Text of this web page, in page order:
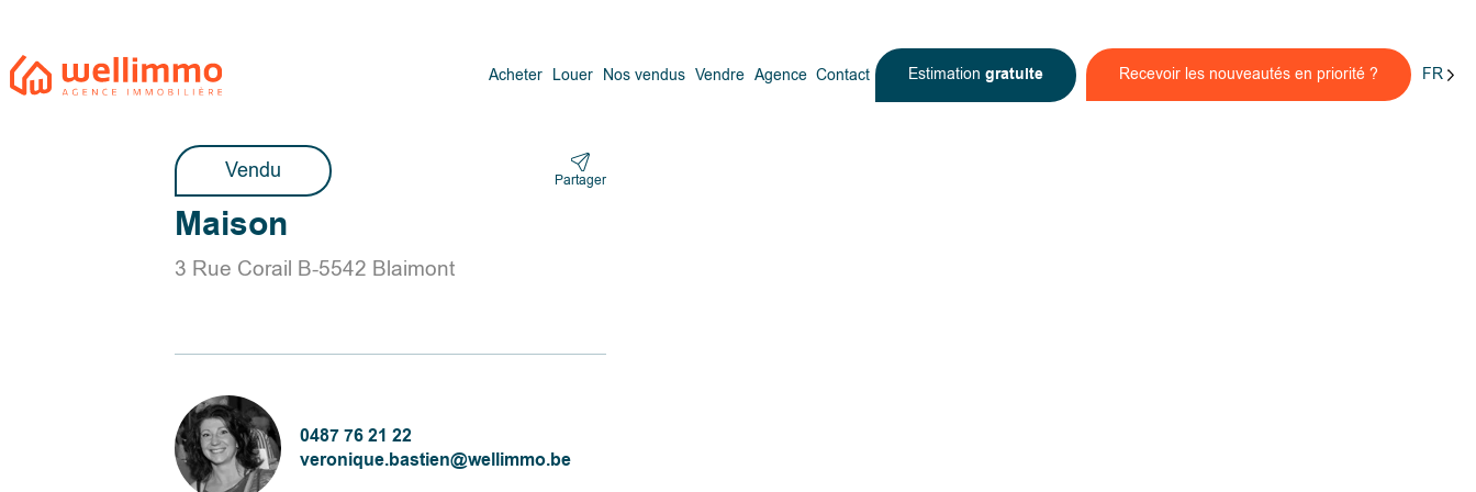
Acheter Louer Nos vendus Vendre Agence Contact Estimation gratuite Recevoir les nouveautés en priorité ? FR
Vendu Partager
Maison
3 Rue Corail B-5542 Blaimont
0487 76 21 22
veronique.bastien@wellimmo.be